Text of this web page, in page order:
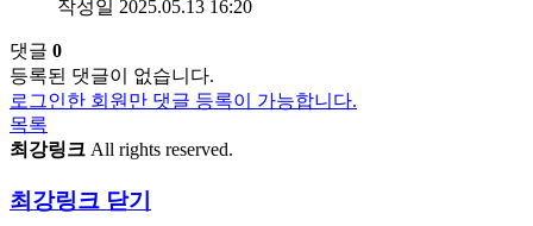
작성일 2025.05.13 16:20
댓글 0
등록된 댓글이 없습니다.
로그인한 회원만 댓글 등록이 가능합니다.
목록
최강링크 All rights reserved.
최강링크 닫기